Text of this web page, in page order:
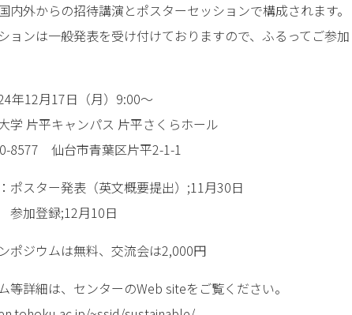
内外からの招待講演とポスターセッションで構成されます。
ョンは一般発表を受け付けておりますので、ふるってご参加
年12月17日（月）9:00～
学 片平キャンパス 片平さくらホール
仙台市青葉区片平2-1-1
ポスター発表（英文概要提出）;11月30日
;12月10日
ポジウムは無料、交流会は2,000円
詳細は、センターのWeb siteをご覧ください。